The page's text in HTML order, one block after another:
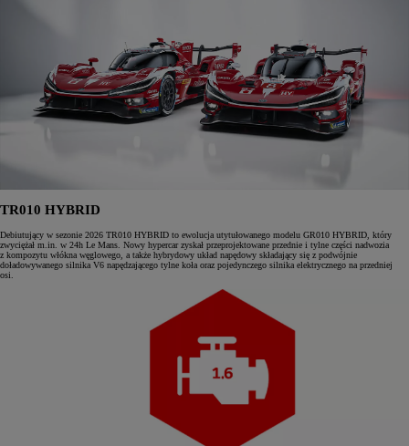
TR010 HYBRID
Debiutujący w sezonie 2026 TR010 HYBRID to ewolucja utytułowanego modelu GR010 HYBRID, który
zwyciężał m.in. w 24h Le Mans. Nowy hypercar zyskał przeprojektowane przednie i tylne części nadwozia
z kompozytu włókna węglowego, a także hybrydowy układ napędowy składający się z podwójnie
doładowywanego silnika V6 napędzającego tylne koła oraz pojedynczego silnika elektrycznego na przedniej
osi.